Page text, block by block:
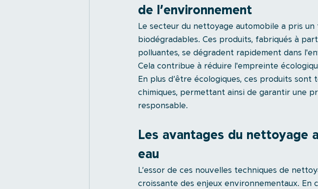
de l’environnement
Le secteur du nettoyage automobile a pris
biodégradables. Ces produits, fabriqués à
polluantes, se dégradent rapidement dans
Cela contribue à réduire l'empreinte
En plus d’être écologiques, ces produits sont
chimiques, permettant ainsi de garantir une
responsable.
Les avantages du nettoyage
eau
L’essor de ces nouvelles techniques de
croissante des enjeux environnementaux. En